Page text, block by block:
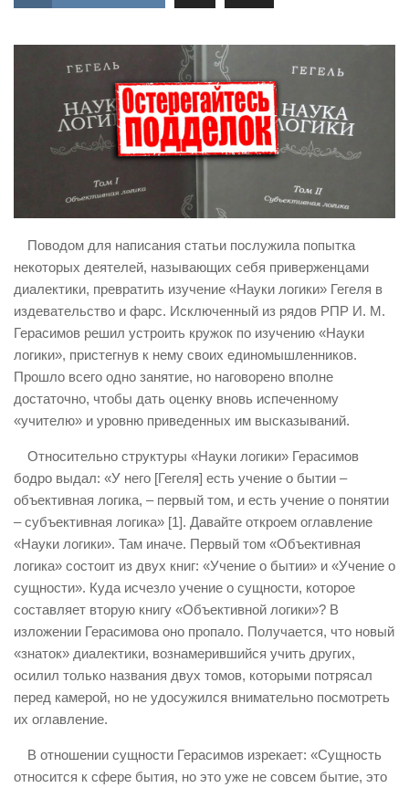
ПРОФСОЮЗНАЯ БОРЬБА
ФЕДЕРАЦИЯ ПРОФСОЮЗОВ РОССИИ
НАРОДНАЯ ПРАВДА
Поводом для написания статьи послужила попытка
некоторых деятелей, называющих себя приверженцами
диалектики, превратить изучение «Науки логики» Гегеля в
издевательство и фарс. Исключенный из рядов РПР И. М.
Герасимов решил устроить кружок по изучению «Науки
логики», пристегнув к нему своих единомышленников.
Прошло всего одно занятие, но наговорено вполне
достаточно, чтобы дать оценку вновь испеченному
«учителю» и уровню приведенных им высказываний.
Относительно структуры «Науки логики» Герасимов
бодро выдал: «У него [Гегеля] есть учение о бытии –
объективная логика, – первый том, и есть учение о понятии
– субъективная логика» [1]. Давайте откроем оглавление
«Науки логики». Там иначе. Первый том «Объективная
логика» состоит из двух книг: «Учение о бытии» и «Учение о
сущности». Куда исчезло учение о сущности, которое
составляет вторую книгу «Объективной логики»? В
изложении Герасимова оно пропало. Получается, что новый
«знаток» диалектики, вознамерившийся учить других,
осилил только названия двух томов, которыми потрясал
перед камерой, но не удосужился внимательно посмотреть
их оглавление.
В отношении сущности Герасимов изрекает: «Сущность
относится к сфере бытия, но это уже не совсем бытие, это